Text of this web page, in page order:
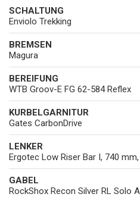
SCHALTUNG
Enviolo Trekking
BREMSEN
Magura
BEREIFUNG
WTB Groov-E FG 62-584 Reflex
KURBELGARNITUR
Gates CarbonDrive
LENKER
Ergotec Low Riser Bar I, 740 mm,
GABEL
RockShox Recon Silver RL Solo